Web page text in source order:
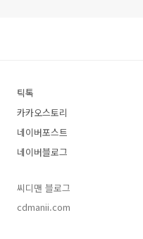
틱톡
카카오스토리
네이버포스트
네이버블로그
씨디맨 블로그
cdmanii.com